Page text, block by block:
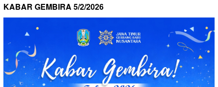
KABAR GEMBIRA 5/2/2026